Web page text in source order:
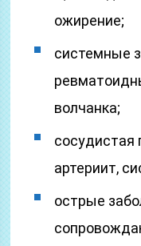
ожирение;
системные
волчанка;
сосудистая
артериит,
острые